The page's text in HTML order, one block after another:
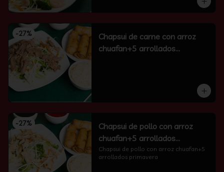
-27%
Chapsui de carne con arroz
chuafan+5 arrollados
-27%
Chapsui de pollo con arroz
chuafan+5 arrollados
primavera
Chapsui de pollo con arroz chuafan+5
arrollados primavera